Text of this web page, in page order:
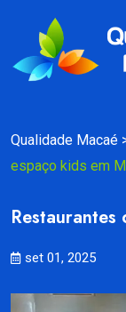
Qualidade Macaé
espaço kids em
Restaurantes
set 01, 2025